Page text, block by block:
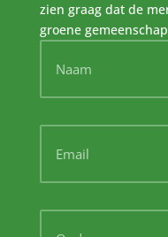
zien graag dat de
groene